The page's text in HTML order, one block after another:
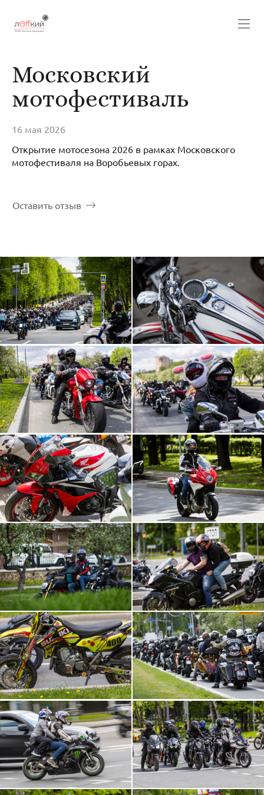
Московский
мотофестиваль
16 мая 2026
Открытие мотосезона 2026 в рамках Московского
мотофестиваля на Воробьевых горах.
Оставить отзыв